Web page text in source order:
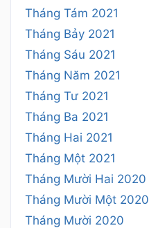
Tháng Tám 2021
Tháng Bảy 2021
Tháng Sáu 2021
Tháng Năm 2021
Tháng Tư 2021
Tháng Ba 2021
Tháng Hai 2021
Tháng Một 2021
Tháng Mười Hai 2020
Tháng Mười Một 2020
Tháng Mười 2020